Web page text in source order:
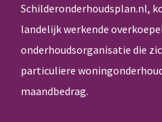
Schilderonderhoudsplan.nl,
landelijk werkende
onderhoudsorganisatie die
particuliere
maandbedrag.